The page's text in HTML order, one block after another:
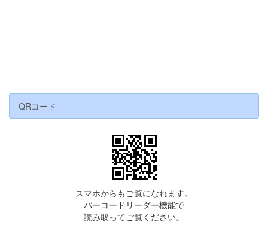
QRコード
スマホからもご覧になれます。
バーコードリーダー機能で
読み取ってご覧ください。